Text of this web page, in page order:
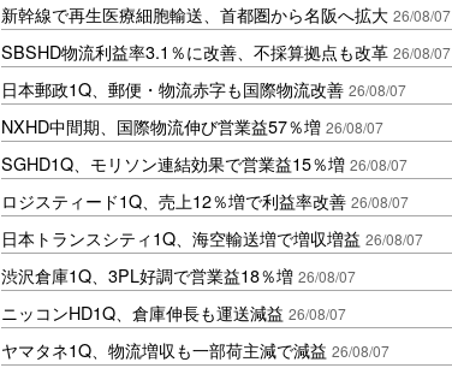
新幹線で再生医療細胞輸送、首都圏から名阪へ拡大 26/08/07
SBSHD物流利益率3.1％に改善、不採算拠点も改革 26/08/07
日本郵政1Q、郵便・物流赤字も国際物流改善 26/08/07
NXHD中間期、国際物流伸び営業益57％増 26/08/07
SGHD1Q、モリソン連結効果で営業益15％増 26/08/07
ロジスティード1Q、売上12％増で利益率改善 26/08/07
日本トランスシティ1Q、海空輸送増で増収増益 26/08/07
渋沢倉庫1Q、3PL好調で営業益18％増 26/08/07
ニッコンHD1Q、倉庫伸長も運送減益 26/08/07
ヤマタネ1Q、物流増収も一部荷主減で減益 26/08/07